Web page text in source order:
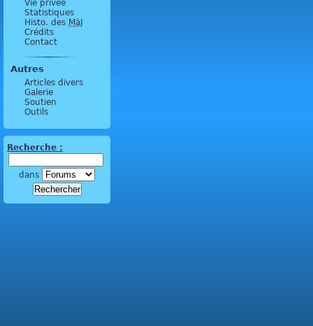
Vie privée
Statistiques
Histo. des MàJ
Crédits
Contact
Autres
Articles divers
Galerie
Soutien
Outils
Recherche :
dans